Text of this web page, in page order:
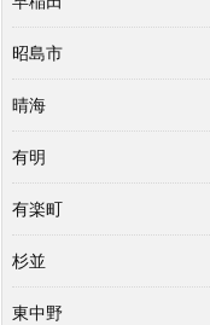
昭島市
晴海
有明
有楽町
杉並
東中野